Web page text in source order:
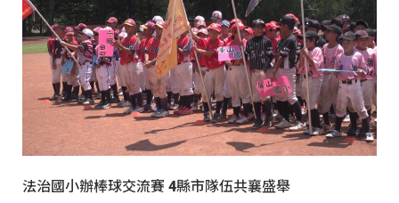
法治國小辦棒球交流賽 4縣市隊伍共襄盛舉